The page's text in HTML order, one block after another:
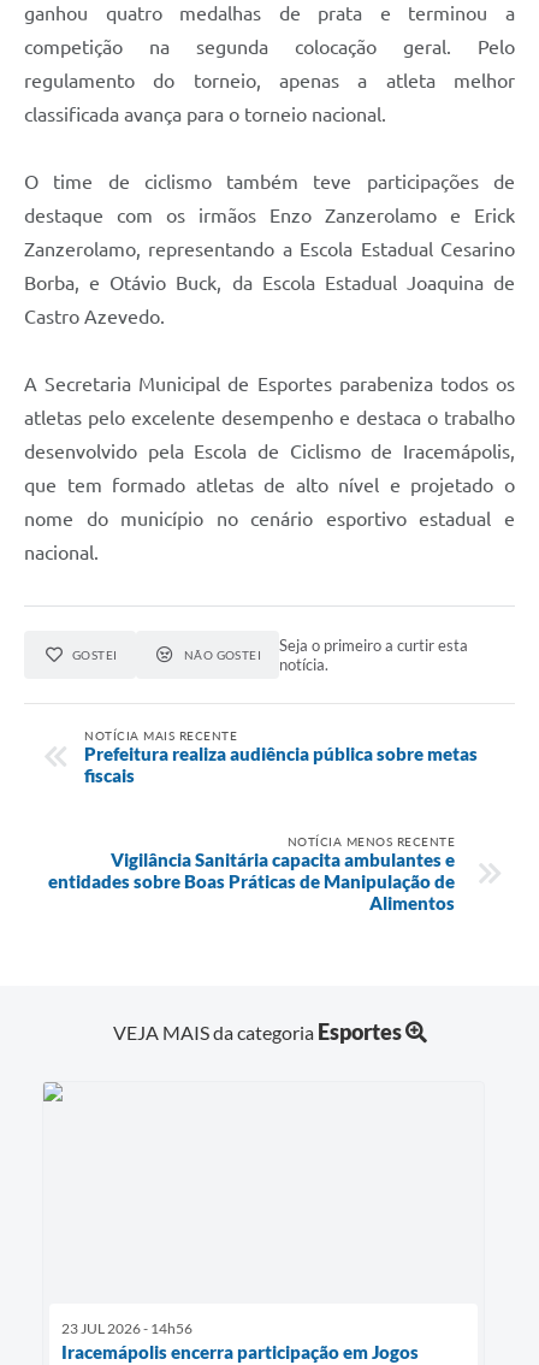
ganhou quatro medalhas de prata e terminou a
competição na segunda colocação geral. Pelo
regulamento do torneio, apenas a atleta melhor
classificada avança para o torneio nacional.
O time de ciclismo também teve participações de
destaque com os irmãos Enzo Zanzerolamo e Erick
Zanzerolamo, representando a Escola Estadual Cesarino
Borba, e Otávio Buck, da Escola Estadual Joaquina de
Castro Azevedo.
A Secretaria Municipal de Esportes parabeniza todos os
atletas pelo excelente desempenho e destaca o trabalho
desenvolvido pela Escola de Ciclismo de Iracemápolis,
que tem formado atletas de alto nível e projetado o
nome do município no cenário esportivo estadual e
nacional.
GOSTEI NÃO GOSTEI
Seja o primeiro a curtir esta
notícia.
NOTÍCIA MAIS RECENTE
Prefeitura realiza audiência pública sobre metas
fiscais
NOTÍCIA MENOS RECENTE
Vigilância Sanitária capacita ambulantes e
entidades sobre Boas Práticas de Manipulação de
Alimentos
VEJA MAIS da categoria Esportes
23 JUL 2026 - 14h56
Iracemápolis encerra participação em Jogos